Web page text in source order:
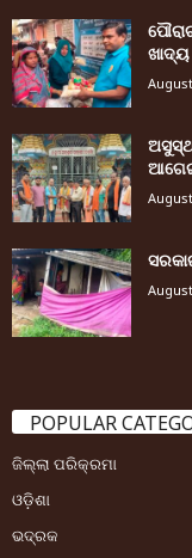
ଅସୁସ୍ଥ
POPULAR
ଜିଲ୍ଲା ପରିକ୍ରମା
ଓଡ଼ିଶା
ଭଦ୍ରକ